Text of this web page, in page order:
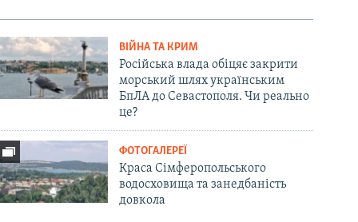
ВІЙНА ТА КРИМ
Російська влада обіцяє закрити
морський шлях українським
БпЛА до Севастополя. Чи реально
це?
ФОТОГАЛЕРЕЇ
Краса Сімферопольського
водосховища та занедбаність
довкола